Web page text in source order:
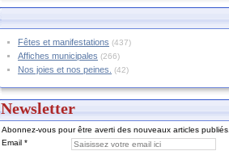
Fêtes et manifestations (437)
Affiches municipales (266)
Nos joies et nos peines. (42)
Newsletter
Abonnez-vous pour être averti des nouveaux articles publiés.
Email